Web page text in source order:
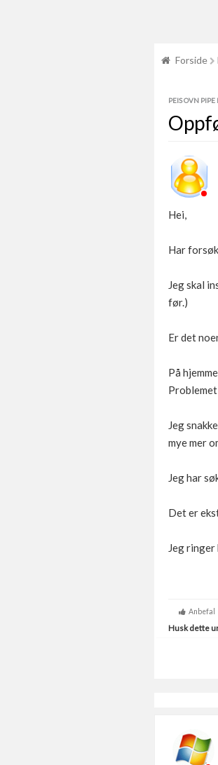
Forside
PEIS OVN
Hei,
Har
Jeg skal
før.)
Er det
På
Jeg
mye mer
Jeg har
Det er
Jeg
Anbefal
Husk dette